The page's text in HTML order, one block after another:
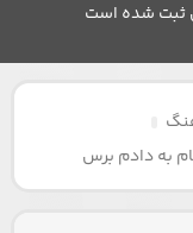
ثبت شده است
به دادم برس